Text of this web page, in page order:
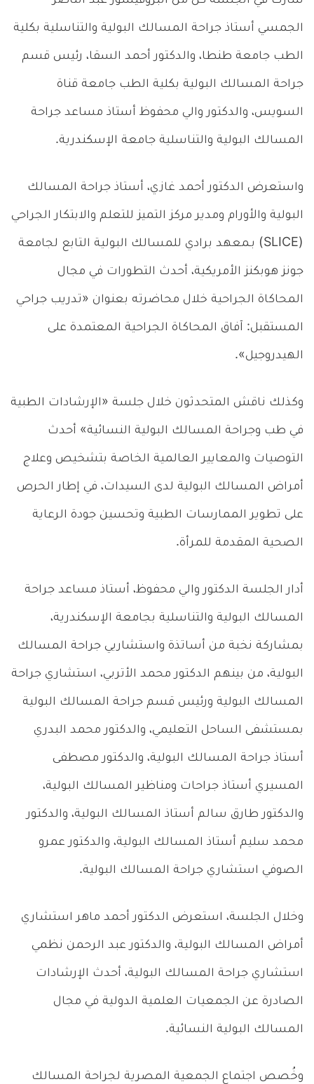
الجمسي أستاذ جراحة المسالك البولية والتناسلية بكلية
الطب جامعة طنطا، والدكتور أحمد السقا، رئيس قسم
جراحة المسالك البولية بكلية الطب جامعة قناة
السويس، والدكتور والي محفوظ أستاذ مساعد جراحة
المسالك البولية والتناسلية جامعة الإسكندرية.
واستعرض الدكتور أحمد غازي، أستاذ جراحة المسالك
البولية والأورام ومدير مركز التميز للتعلم والابتكار الجراحي
(SLICE) بـمعهد برادي للمسالك البولية التابع لجامعة
جونز هوبكنز الأمريكية، أحدث التطورات في مجال
المحاكاة الجراحية خلال محاضرته بعنوان «تدريب جراحي
المستقبل: آفاق المحاكاة الجراحية المعتمدة على
الهيدروجيل».
وكذلك ناقش المتحدثون خلال جلسة «الإرشادات الطبية
في طب وجراحة المسالك البولية النسائية» أحدث
التوصيات والمعايير العالمية الخاصة بتشخيص وعلاج
أمراض المسالك البولية لدى السيدات، في إطار الحرص
على تطوير الممارسات الطبية وتحسين جودة الرعاية
الصحية المقدمة للمرأة.
أدار الجلسة الدكتور والي محفوظ، أستاذ مساعد جراحة
المسالك البولية والتناسلية بجامعة الإسكندرية،
بمشاركة نخبة من أساتذة واستشاريي جراحة المسالك
البولية، من بينهم الدكتور محمد الأتربي، استشاري جراحة
المسالك البولية ورئيس قسم جراحة المسالك البولية
بمستشفى الساحل التعليمي، والدكتور محمد البدري
أستاذ جراحة المسالك البولية، والدكتور مصطفى
المسيري أستاذ جراحات ومناظير المسالك البولية،
والدكتور طارق سالم أستاذ المسالك البولية، والدكتور
محمد سليم أستاذ المسالك البولية، والدكتور عمرو
الصوفي استشاري جراحة المسالك البولية.
وخلال الجلسة، استعرض الدكتور أحمد ماهر استشاري
أمراض المسالك البولية، والدكتور عبد الرحمن نظمي
استشاري جراحة المسالك البولية، أحدث الإرشادات
الصادرة عن الجمعيات العلمية الدولية في مجال
المسالك البولية النسائية.
وخُصص اجتماع الجمعية المصرية لجراحة المسالك